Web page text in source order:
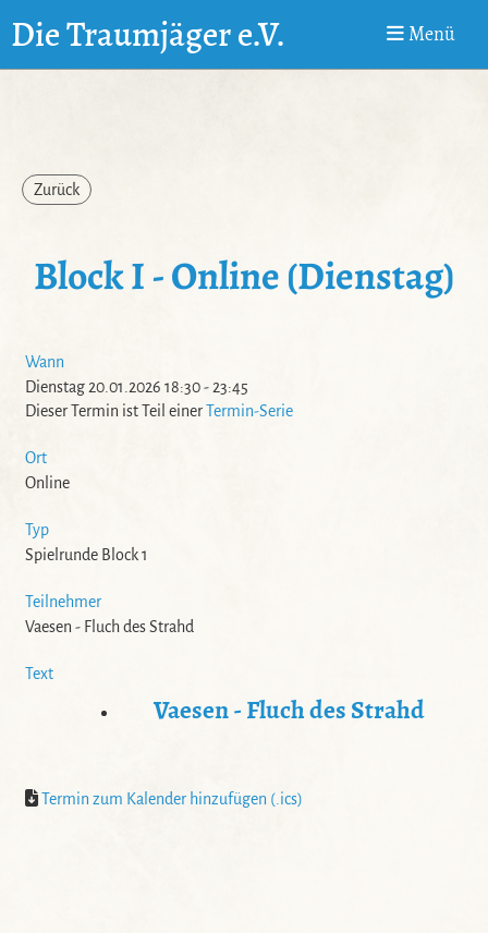
Die Traumjäger e.V. Menü
Zurück
Block I - Online (Dienstag)
Wann
Dienstag 20.01.2026 18:30 - 23:45
Dieser Termin ist Teil einerTermin-Serie
Ort
Online
Typ
Spielrunde Block 1
Teilnehmer
Vaesen - Fluch des Strahd
Text
Vaesen - Fluch des Strahd
Termin zum Kalender hinzufügen (.ics)